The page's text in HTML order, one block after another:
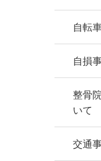
自転
自損
整骨
いて
交通